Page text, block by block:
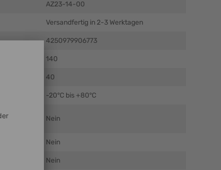
AZ23-14-00
Versandfertig in 2-3 Werktagen
4250979906773
140
40
-20°C bis +80°C
Nein
Nein
Nein